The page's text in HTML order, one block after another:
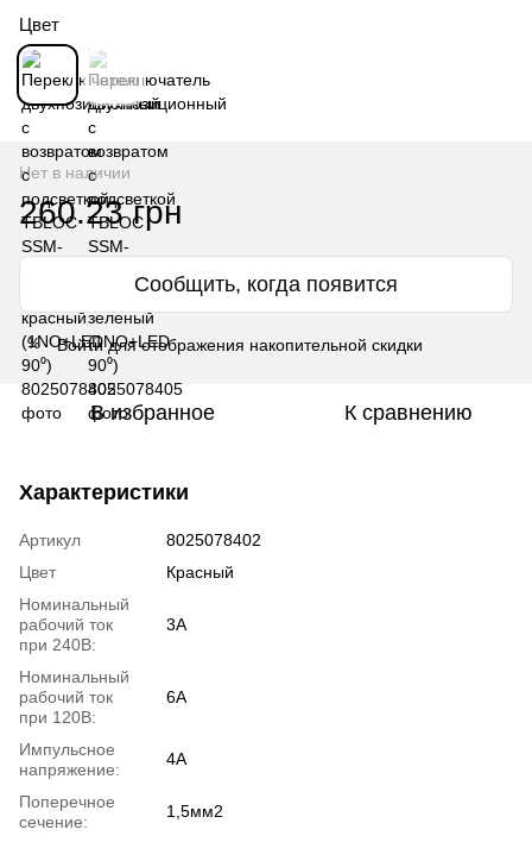
Цвет
Нет в наличии
260.23 грн
Сообщить, когда появится
% Войтидля отображения накопительной скидки
В избранное К сравнению
Характеристики
Артикул
8025078402
Цвет
Красный
Номинальный
рабочий ток
при 240В:
3A
Номинальный
рабочий ток
при 120В:
6A
Импульсное
напряжение:
4A
Поперечное
сечение:
1,5мм2